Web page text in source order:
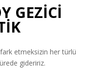
GEZİCİ
etmeksizin her türlü
gideririz.